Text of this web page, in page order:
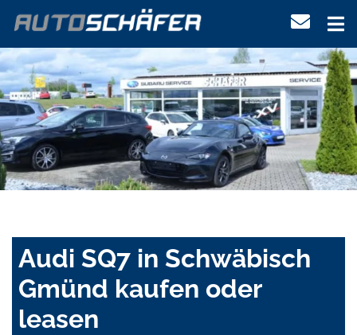
Audi SQ7 in Schwäbisch
Gmünd kaufen oder
leasen